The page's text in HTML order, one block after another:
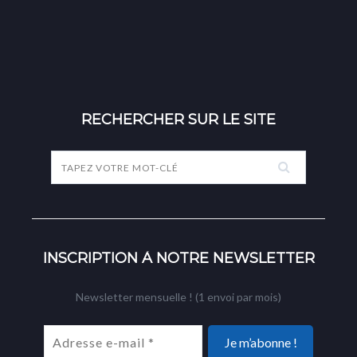
RECHERCHER SUR LE SITE
INSCRIPTION À NOTRE NEWSLETTER
Newsletter mensuelle ! (1 envoi par mois)